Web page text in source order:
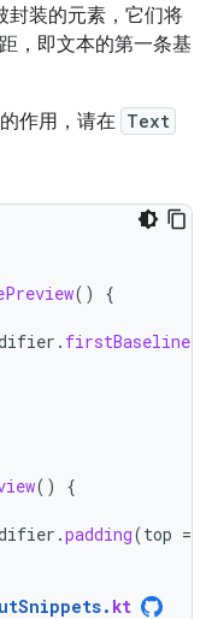
封装的元素，它们将
，即文本的第一条基
作用，请在 Text
()
{
.
()
{
.padding(top =
. kt